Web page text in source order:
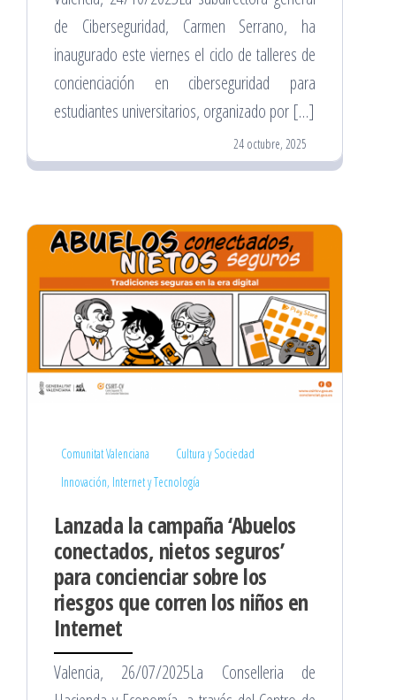
de Ciberseguridad, Carmen Serrano, ha
inaugurado este viernes el ciclo de talleres de
concienciación en ciberseguridad para
estudiantes universitarios, organizado por […]
24 octubre, 2025
Comunitat Valenciana
Cultura y Sociedad
Innovación, Internet y Tecnología
Lanzada la campaña ‘Abuelos
conectados, nietos seguros’
para concienciar sobre los
riesgos que corren los niños en
Internet
Valencia, 26/07/2025La Conselleria de